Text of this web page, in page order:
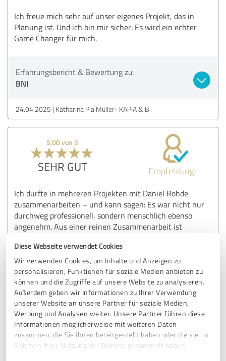
Diese Webseite verwendet Cookies
Wir verwenden Cookies, um Inhalte und Anzeigen zu
personalisieren, Funktionen für soziale Medien anbieten zu
können und die Zugriffe auf unsere Website zu analysieren.
Außerdem geben wir Informationen zu Ihrer Verwendung
unserer Website an unsere Partner für soziale Medien,
Werbung und Analysen weiter. Unsere Partner führen diese
Informationen möglicherweise mit weiteren Daten
zusammen, die Sie ihnen bereitgestellt haben oder die sie im
Rahmen Ihrer Nutzung der Dienste gesammelt haben.
Ich freue mich sehr auf unser eigenes Projekt, das in
Planung ist. Und ich bin mir sicher: Es wird ein echter
Game Changer für mich.
Erfahrungsbericht & Bewertung zu:
BNI
24.04.2025 Katharina Pia Müller · KAPIA & B.
5,00 von 5
SEHR GUT Empfehlung
Ich durfte in mehreren Projekten mit Daniel Rohde
zusammenarbeiten – und kann sagen: Es war nicht nur
durchweg professionell, sondern menschlich ebenso
angenehm. Aus einer reinen Zusammenarbeit ist
entstanden, die ich sehr schätze.
Daniel ist ein Mensch, der mitdenkt – unternehmerisch,
strategisch, marktbezogen. Er versteht es, den Markt
realistisch einzuschätzen, Produkte im Wettbewerb zu
positionieren und vor allem: die Dinge beim Namen zu
nennen. Keine leeren Worthülsen, kein Drumherum –
sondern Klartext, mit klarem Ziel. Und genau das ist selten
geworden.